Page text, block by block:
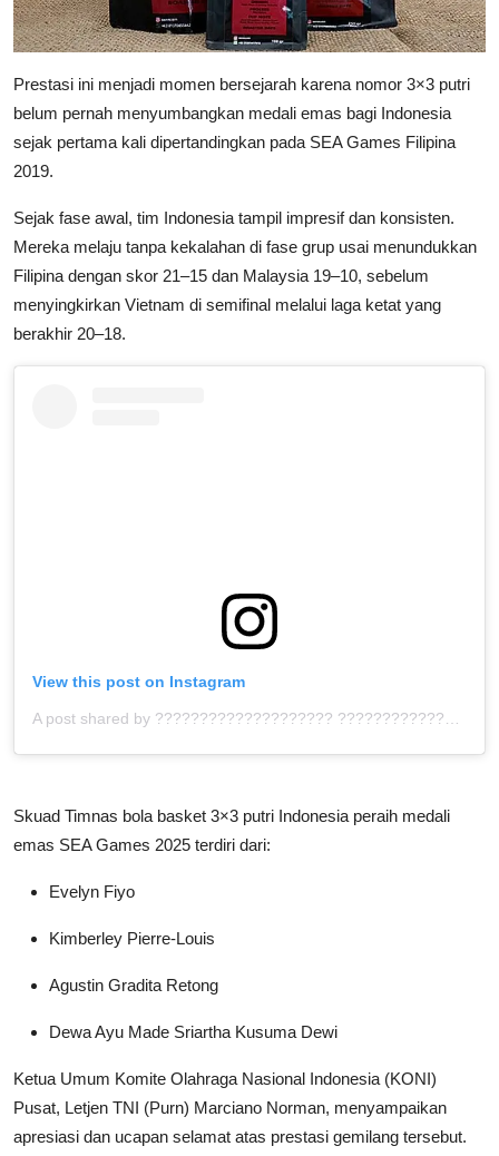
Prestasi ini menjadi momen bersejarah karena nomor 3×3 putri
belum pernah menyumbangkan medali emas bagi Indonesia
sejak pertama kali dipertandingkan pada SEA Games Filipina
2019.
Sejak fase awal, tim Indonesia tampil impresif dan konsisten.
Mereka melaju tanpa kekalahan di fase grup usai menundukkan
Filipina dengan skor 21–15 dan Malaysia 19–10, sebelum
menyingkirkan Vietnam di semifinal melalui laga ketat yang
berakhir 20–18.
View this post on Instagram
Skuad Timnas bola basket 3×3 putri Indonesia peraih medali
emas SEA Games 2025 terdiri dari:
Evelyn Fiyo
Kimberley Pierre-Louis
Agustin Gradita Retong
Dewa Ayu Made Sriartha Kusuma Dewi
Ketua Umum Komite Olahraga Nasional Indonesia (KONI)
Pusat, Letjen TNI (Purn) Marciano Norman, menyampaikan
apresiasi dan ucapan selamat atas prestasi gemilang tersebut.